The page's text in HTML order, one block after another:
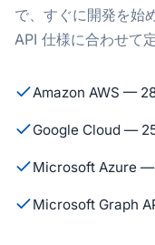
で、すぐに開発を始
API 仕様に合わせて
Amazon AWS —
Google Cloud —
Microsoft Azure —
Microsoft Graph